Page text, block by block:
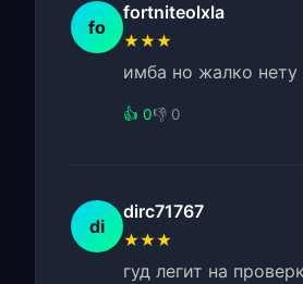
fo
fortniteolxla
★★★
имба но жалко нету
👍 0👎 0
di
dirc71767
★★★
гуд легит на